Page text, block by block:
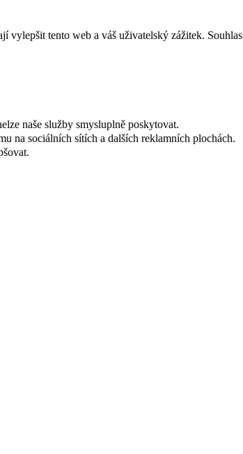
tento web a váš uživatelský zážitek.
naše služby smysluplně poskytovat.
na sociálních sítích a dalších reklamních plochách.